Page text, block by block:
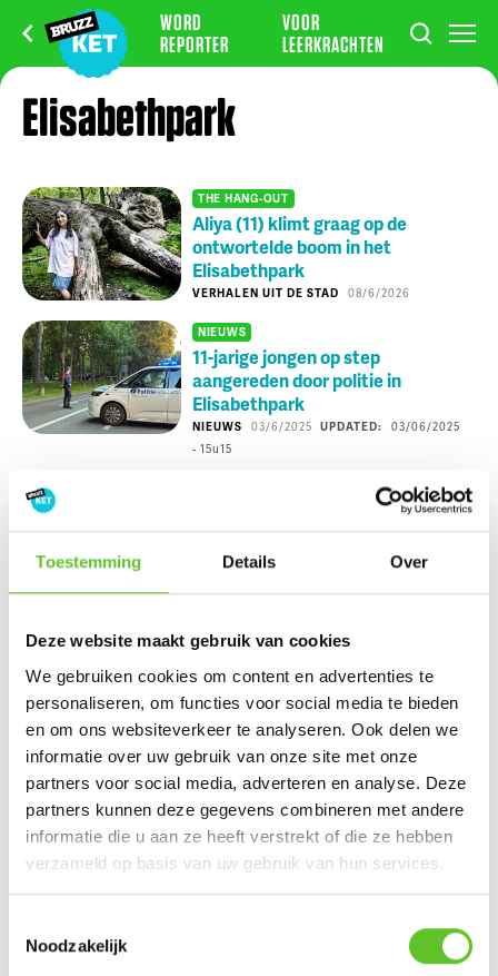
Toestemming Details Over
Deze website maakt gebruik van cookies
We gebruiken cookies om content en advertenties te
personaliseren, om functies voor social media te bieden
en om ons websiteverkeer te analyseren. Ook delen we
informatie over uw gebruik van onze site met onze
partners voor social media, adverteren en analyse. Deze
partners kunnen deze gegevens combineren met andere
informatie die u aan ze heeft verstrekt of die ze hebben
verzameld op basis van uw gebruik van hun services.
Noodzakelijk
WORD
REPORTER
VOOR
LEERKRACHTEN
Elisabethpark
THE HANG-OUT
Aliya (11) klimt graag op de
ontwortelde boom in het
Elisabethpark
VERHALEN UIT DE STAD 08/6/2026
NIEUWS
11-jarige jongen op step
aangereden door politie in
Elisabethpark
NIEUWS 03/6/2025 UPDATED:
03/06/2025
- 15u15
De coolste plek van Adelina: de
Basiliek van Koekelberg
COOLSTE PLEK
DOEN IN BXL
Nu op BRUZZ Ket
Ketportret: Amel verbreekt het wereldrecord mountain
climbers
Dagje Zuidfoor? Win een familiepakket vol bonnetjes
Zonsverduistering en een giga-springpark: tien tips voor
augustus